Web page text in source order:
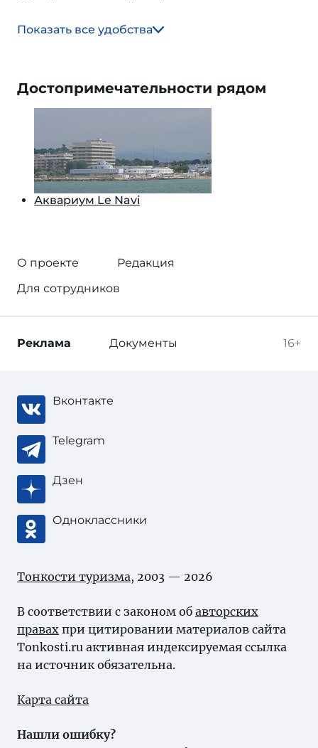
Показать все удобства
Достопримечательности рядом
Аквариум Le Navi
О проекте
Редакция
Для сотрудников
16+
Реклама Документы
Вконтакте
Telegram
Дзен
Одноклассники
Тонкости туризма, 2003 — 2026
В соответствии с законом об авторских
правах при цитировании материалов сайта
Tonkosti.ru активная индексируемая ссылка
на источник обязательна.
Карта сайта
Нашли ошибку?